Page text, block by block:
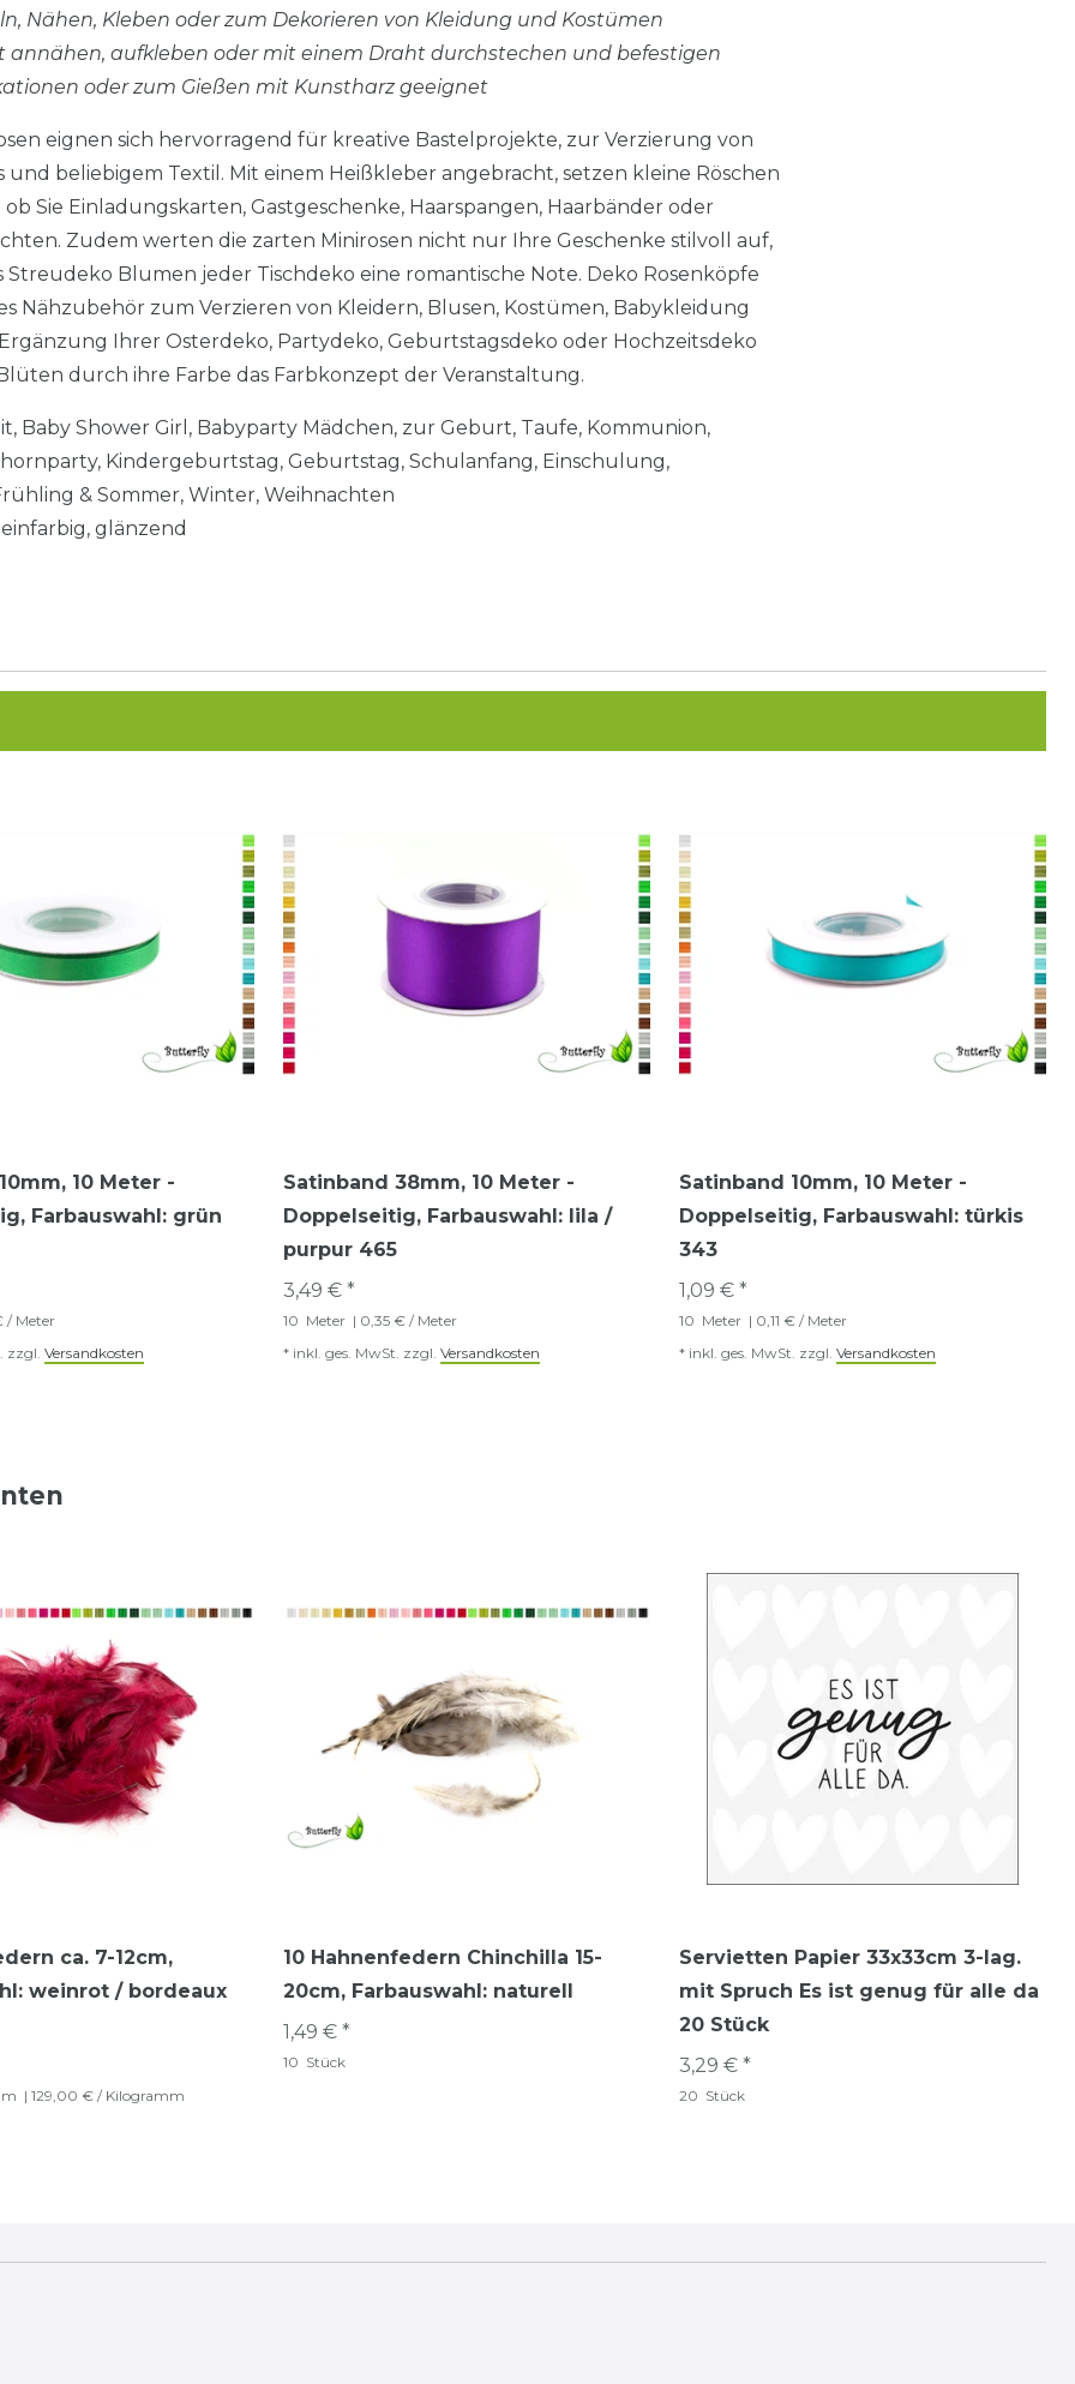
Nähen, Kleben oder zum Dekorieren von Kleidung und Kostümen
annähen, aufkleben oder mit einem Draht durchstechen und befestigen
oder zum Gießen mit Kunstharz geeignet
eignen sich hervorragend für kreative Bastelprojekte, zur Verzierung von
und beliebigem Textil. Mit einem Heißkleber angebracht, setzen kleine Röschen
Sie Einladungskarten, Gastgeschenke, Haarspangen, Haarbänder oder
Zudem werten die zarten Minirosen nicht nur Ihre Geschenke stilvoll auf,
Blumen jeder Tischdeko eine romantische Note. Deko Rosenköpfe
Nähzubehör zum Verzieren von Kleidern, Blusen, Kostümen, Babykleidung
Ihrer Osterdeko, Partydeko, Geburtstagsdeko oder Hochzeitsdeko
durch ihre Farbe das Farbkonzept der Veranstaltung.
Baby Shower Girl, Babyparty Mädchen, zur Geburt, Taufe, Kommunion,
Kindergeburtstag, Geburtstag, Schulanfang, Einschulung,
& Sommer, Winter, Weihnachten
glänzend
10 Meter -
, Farbauswahl: grün
/ Meter
zzgl. Versandkosten
Satinband 38mm, 10 Meter -
Doppelseitig, Farbauswahl: lila /
purpur 465
3,49 € *
10 Meter | 0,35 € / Meter
* inkl. ges. MwSt. zzgl. Versandkosten
Satinband 10mm, 10 Meter -
Doppelseitig, Farbauswahl: türkis
343
1,09 € *
10 Meter | 0,11 € / Meter
* inkl. ges. MwSt. zzgl. Versandkosten
ca. 7-12cm,
weinrot / bordeaux
| 129,00 € / Kilogramm
10 Hahnenfedern Chinchilla 15-
20cm, Farbauswahl: naturell
1,49 € *
10 Stück
Servietten Papier 33x33cm 3-lag.
mit Spruch Es ist genug für alle da
20 Stück
3,29 € *
20 Stück